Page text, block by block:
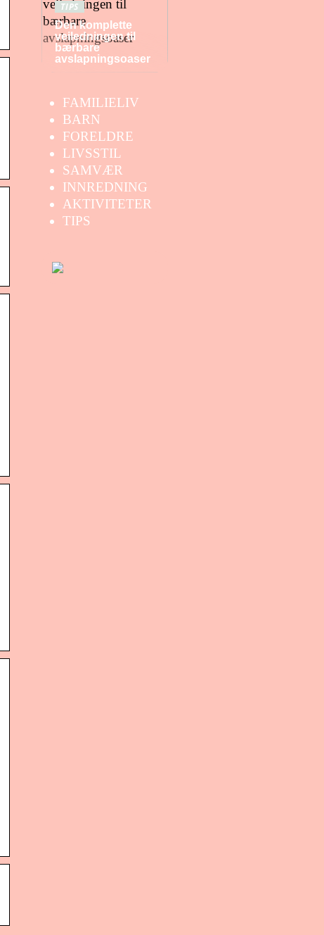
TIPS
Den komplette
veiledningen til
bærbare
avslapningsoaser
FAMILIELIV
BARN
FORELDRE
LIVSSTIL
SAMVÆR
INNREDNING
AKTIVITETER
TIPS